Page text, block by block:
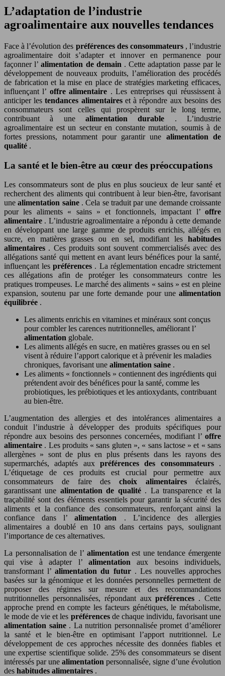
L’adaptation de l’industrie
agroalimentaire aux nouvelles tendances
Face à l’évolution des préférences des consommateurs , l’industrie
agroalimentaire doit s’adapter et innover en permanence pour
façonner l’alimentation de demain . Cette adaptation passe par le
développement de nouveaux produits, l’amélioration des procédés
de fabrication et la mise en place de stratégies marketing efficaces,
influençant l’ offre alimentaire . Les entreprises qui réussissent à
anticiper lestendances alimentaires et à répondre aux besoins des
consommateurs sont celles qui prospèrent sur le long terme,
contribuant à une alimentation durable . L’industrie
agroalimentaire est un secteur en constante mutation, soumis à de
fortes pressions, notamment pour garantir une alimentation de
qualité .
La santé et le bien-être au cœur des préoccupations
Les consommateurs sont de plus en plus soucieux de leur santé et
recherchent des aliments qui contribuent à leur bien-être, favorisant
unealimentation saine . Cela se traduit par une demande croissante
pour les aliments « sains » et fonctionnels, impactant l’ offre
alimentaire . L’industrie agroalimentaire a répondu à cette demande
en développant une large gamme de produits enrichis, allégés en
sucre, en matières grasses ou en sel, modifiant les habitudes
alimentaires . Ces produits sont souvent commercialisés avec des
allégations santé qui mettent en avant leurs bénéfices pour la santé,
influençant lespréférences . La réglementation encadre strictement
ces allégations afin de protéger les consommateurs contre les
pratiques trompeuses. Le marché des aliments « sains » est en pleine
expansion, soutenu par une forte demande pour une alimentation
équilibrée .
Les aliments enrichis en vitamines et minéraux sont conçus
pour combler les carences nutritionnelles, améliorant l’
alimentation globale.
Les aliments allégés en sucre, en matières grasses ou en sel
visent à réduire l’apport calorique et à prévenir les maladies
chroniques, favorisant une alimentation saine .
Les aliments « fonctionnels » contiennent des ingrédients qui
prétendent avoir des bénéfices pour la santé, comme les
probiotiques, les prébiotiques et les antioxydants, contribuant
au bien-être.
L’augmentation des allergies et des intolérances alimentaires a
conduit l’industrie à développer des produits spécifiques pour
répondre aux besoins des personnes concernées, modifiant l’ offre
alimentaire . Les produits « sans gluten », « sans lactose » et « sans
allergènes » sont de plus en plus présents dans les rayons des
supermarchés, adaptés aux préférences des consommateurs .
L’étiquetage de ces produits est crucial pour permettre aux
consommateurs de faire deschoix alimentaireséclairés,
garantissant une alimentation de qualité . La transparence et la
traçabilité sont des éléments essentiels pour garantir la sécurité des
aliments et la confiance des consommateurs, renforçant ainsi la
confiance dans l’alimentation . L’incidence des allergies
alimentaires a doublé en 10 ans dans certains pays, soulignant
l’importance de ces alternatives.
La personnalisation de l’ alimentationest une tendance émergente
qui vise à adapter l’ alimentationaux besoins individuels,
transformant l’alimentation du futur . Les nouvelles approches
basées sur la génomique et les données personnelles permettent de
proposer des régimes sur mesure et des recommandations
nutritionnelles personnalisées, répondant auxpréférences . Cette
approche prend en compte les facteurs génétiques, le métabolisme,
le mode de vie et les préférences de chaque individu, favorisant une
alimentation saine . La nutrition personnalisée promet d’améliorer
la santé et le bien-être en optimisant l’apport nutritionnel. Le
développement de ces approches nécessite des données fiables et
une expertise scientifique solide. 25% des consommateurs se disent
intéressés par une alimentation personnalisée, signe d’une évolution
des habitudes alimentaires .